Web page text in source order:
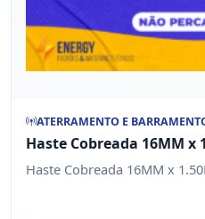
ATERRAMENTO E
Haste Cobreada 16MM x
Haste Cobreada 16MM x